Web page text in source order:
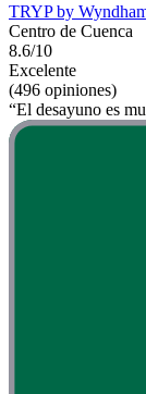
TRYP by
Centro de Cuenca
8.6/10
Excelente
(496 opiniones)
“El desayuno es